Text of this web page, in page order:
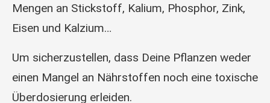
Mengen an Stickstoff, Kalium, Phosphor, Zink,
Eisen und Kalzium…
Um sicherzustellen, dass Deine Pflanzen weder
einen Mangel an Nährstoffen noch eine toxische
Überdosierung erleiden.